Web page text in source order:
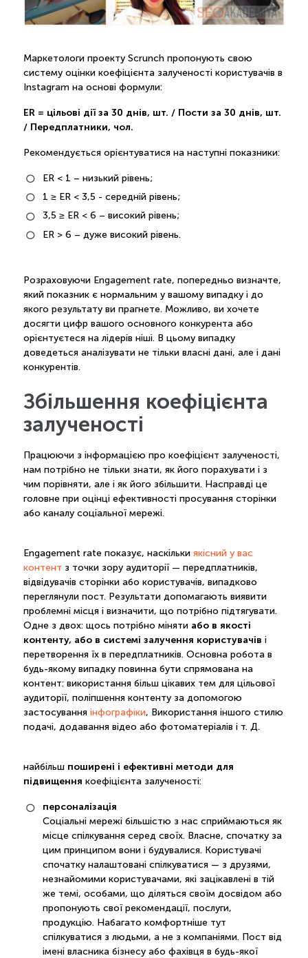
Маркетологи проекту Scrunch пропонують свою
систему оцінки коефіцієнта залученості користувачів в
Instagram на основі формули:
ER = цільові дії за 30 днів, шт. / Пости за 30 днів, шт.
/ Передплатники, чол.
Рекомендується орієнтуватися на наступні показники:
ER < 1 – низький рівень;
1 ≥ ER < 3,5 - середній рівень;
3,5 ≥ ER < 6 – високий рівень;
ER > 6 – дуже високий рівень.
Розраховуючи Engagement rate, попередньо визначте,
який показник є нормальним у вашому випадку і до
якого результату ви прагнете. Можливо, ви хочете
досягти цифр вашого основного конкурента або
орієнтуєтеся на лідерів ніші. В цьому випадку
доведеться аналізувати не тільки власні дані, але і дані
конкурентів.
Збільшення коефіцієнта
залученості
Працюючи з інформацією про коефіцієнт залученості,
нам потрібно не тільки знати, як його порахувати і з
чим порівняти, але і як його збільшити. Насправді це
головне при оцінці ефективності просування сторінки
або каналу соціальної мережі.
Engagement rate показує, наскільки якісний у вас
контент з точки зору аудиторії — передплатників,
відвідувачів сторінки або користувачів, випадково
переглянули пост. Результати допомагають виявити
проблемні місця і визначити, що потрібно підтягувати.
Одне з двох: щось потрібно міняти або в якості
контенту, або в системі залучення користувачів і
перетворення їх в передплатників. Основна робота в
будь-якому випадку повинна бути спрямована на
контент: використання більш цікавих тем для цільової
аудиторії, поліпшення контенту за допомогою
застосування інфографіки, Використання іншого стилю
подачі, додавання відео або фотоматеріалів і т. Д.
найбільш поширені і ефективні методи для
підвищення коефіцієнта залученості:
персоналізація
Соціальні мережі більшістю з нас сприймаються як
місце спілкування серед своїх. Власне, спочатку за
цим принципом вони і будувалися. Користувачі
спочатку налаштовані спілкуватися — з друзями,
незнайомими користувачами, які зацікавлені в тій
же темі, особами, що діляться своїм досвідом або
пропонують свої рекомендації, послуги,
продукцію. Набагато комфортніше тут
спілкуватися з людьми, а не з компаніями. Пост від
імені власника бізнесу або фахівця в будь-якої